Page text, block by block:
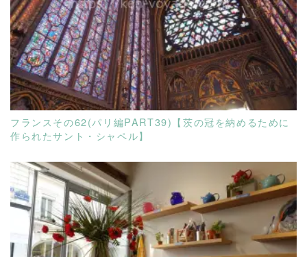
READ MORE
フランスその62(パリ編PART39)【茨の冠を納めるために
作られたサント・シャペル】
READ MORE